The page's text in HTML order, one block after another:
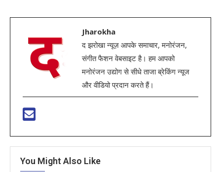
Jharokha
द झरोखा न्यूज़ आपके समाचार, मनोरंजन,
संगीत फैशन वेबसाइट है। हम आपको
मनोरंजन उद्योग से सीधे ताजा ब्रेकिंग न्यूज
और वीडियो प्रदान करते हैं।
You Might Also Like